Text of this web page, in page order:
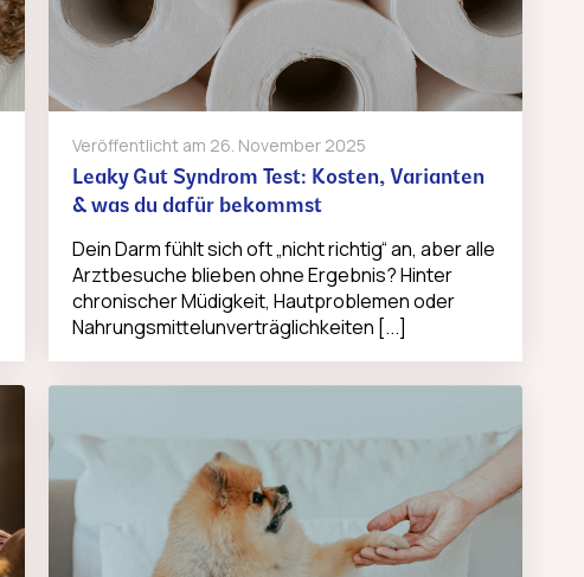
Veröffentlicht am 26. November 2025
Leaky Gut Syndrom Test: Kosten, Varianten
& was du dafür bekommst
Dein Darm fühlt sich oft „nicht richtig“ an, aber alle
Arztbesuche blieben ohne Ergebnis? Hinter
chronischer Müdigkeit, Hautproblemen oder
Nahrungsmittelunverträglichkeiten [...]